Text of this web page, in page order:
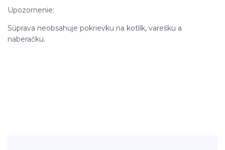
Upozornenie:
Súprava neobsahuje pokrievku na kotlík, varešku a
naberačku.